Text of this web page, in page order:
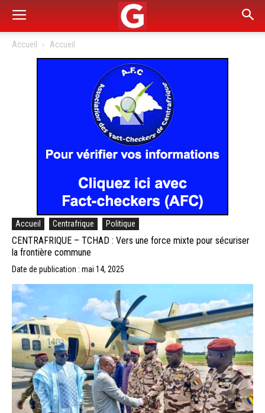
Accueil Accueil
Accueil Centrafrique Politique
CENTRAFRIQUE – TCHAD : Vers une force mixte pour sécuriser
la frontière commune
Date de publication : mai 14, 2025